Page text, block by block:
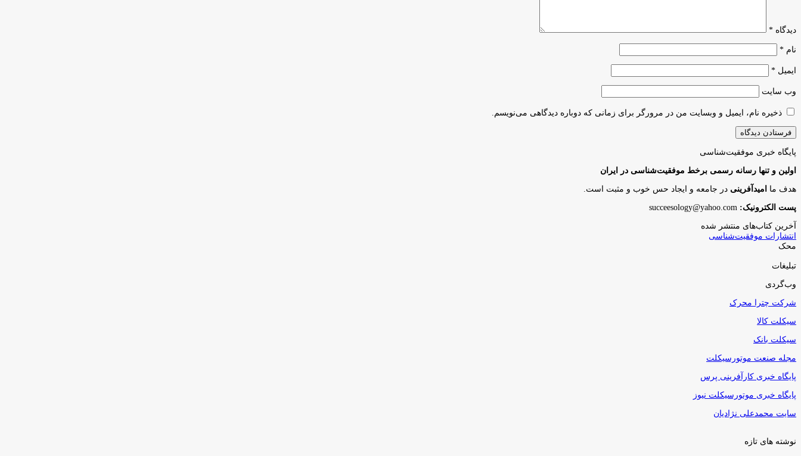
کرد
دیدگاه *
نام *
ایمیل *
وب‌ سایت
ذخیره نام، ایمیل و وبسایت من در مرورگر برای زمانی که دوباره دیدگاهی می‌نویسم.
پایگاه‌ خبری موفقیت‌شناسی
اولین و تنها رسانه رسمی برخط موفقیت‌شناسی در ایران
هدف ما امیدآفرینی در جامعه و ایجاد حس خوب و مثبت است.
پست الکترونیک:
آخرین کتاب‌های منتشر شده
انتشارات موفقیت‌شناسی
محک
تبلیغات
وب‌گردی
شرکت چترا محرک
سیکلت کالا
سیکلت بانک
مجله صنعت موتورسیکلت
پایگاه خبری کارآفرینی پرس
پایگاه خبری موتورسیکلت نیوز
سایت محمدعلی نژادیان
نوشته های تازه